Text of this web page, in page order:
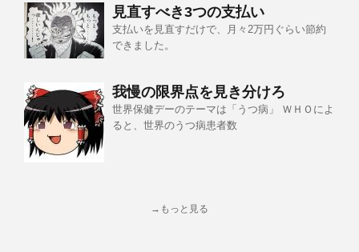
見直すべき3つの支払い
支払いを見直すだけで、月々2万円ぐらい節約
できました。
我慢の限界点を見き分けろ
世界保健デーのテーマは「うつ病」 ＷＨＯによ
ると、世界のうつ病患者数
→もっと見る